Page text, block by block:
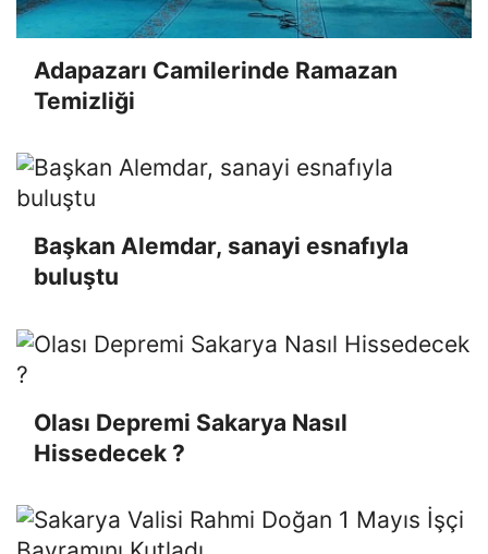
Adapazarı Camilerinde Ramazan
Temizliği
Başkan Alemdar, sanayi esnafıyla
buluştu
Olası Depremi Sakarya Nasıl
Hissedecek ?